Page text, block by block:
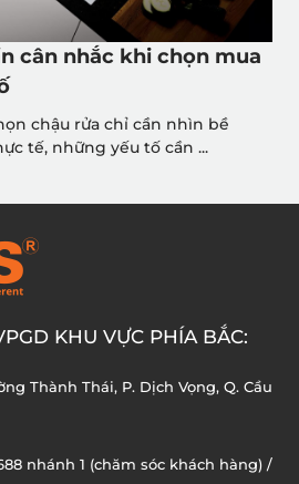
cân nhắc khi chọn mua
chậu rửa chỉ cần nhìn bề
tế, những yếu tố cần ...
KHU VỰC PHÍA BẮC:
Thành Thái, P. Dịch Vọng, Q. Cầu
nhánh 1 (chăm sóc khách hàng) /